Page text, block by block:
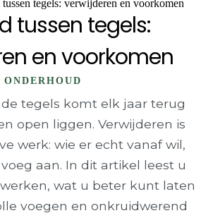
tegels: verwijderen en voorkomen
tussen tegels:
en voorkomen
ONDERHOUD
tegels komt elk jaar terug
open liggen. Verwijderen is
werk: wie er echt vanaf wil,
aan. In dit artikel leest u
wat u beter kunt laten
voegen en onkruidwerend